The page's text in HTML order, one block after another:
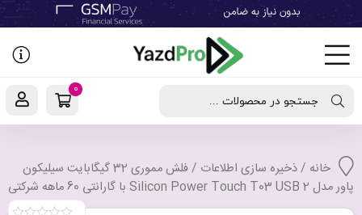
جستجو در محصولات ...
0
خانه /ذخیره سازی اطلاعات
/ فلش مموری 32 گیگابایت سیلیکون
پاور مدل Silicon Power Touch T03 USB 2 با گارانتی 60 ماهه شرکتی